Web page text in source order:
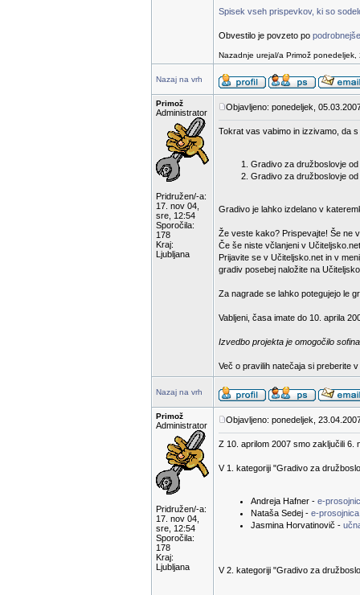
Spisek vseh prispevkov, ki so
Obvestilo je povzeto po
Nazadnje urejal/a Primož
Nazaj na vrh
Primož
Administrator
Pridružen/-a:
17. nov 04,
sre, 12:54
Sporočila:
178
Kraj:
Ljubljana
Objavljeno: ponedeljek,
Tokrat vas vabimo in izzivamo, da
Gradivo za družboslovje
Gradivo za družboslovje
Gradivo je lahko izdelano v
Že veste kako? Prispevajte! Še ne
Če še niste včlanjeni v
Prijavite se v Učiteljsko.net in v
gradiv posebej naložite na
Za nagrade se lahko potegujejo le
Vabljeni, časa imate do 10. aprila
Izvedbo projekta je omogočilo
Več o pravilih natečaja si preberite v
Nazaj na vrh
Primož
Administrator
Pridružen/-a:
17. nov 04,
sre, 12:54
Sporočila:
178
Kraj:
Ljubljana
Objavljeno: ponedeljek,
Z 10. aprilom 2007 smo zaključili 6.
V 1. kategoriji "Gradivo za
Andreja Hafner - e-
Nataša Sedej - e-
Jasmina Horvatinovič -
V 2. kategoriji "Gradivo za